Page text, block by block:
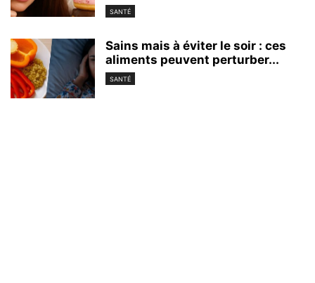
SANTÉ
Sains mais à éviter le soir : ces
aliments peuvent perturber...
SANTÉ